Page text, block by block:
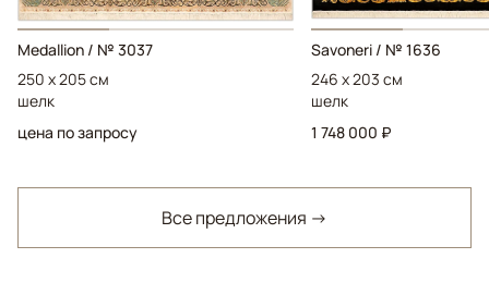
Medallion / № 3037
250 x 205 см
шелк
цена по запросу
Savoneri / № 1636
246 x 203 см
шелк
1 748 000 ₽
Все предложения →